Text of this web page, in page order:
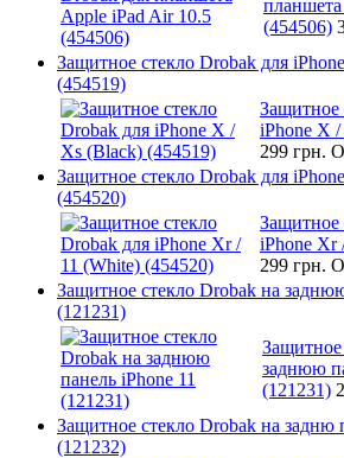
(454506)
Защитное стекло Drobak для
(454519)
Защитное
iPhone X
299 грн.
Защитное стекло Drobak для
(454520)
Защитное
iPhone Xr
299 грн.
Защитное стекло Drobak на
(121231)
Защитное
заднюю
(121231)
Защитное стекло Drobak на задню
(121232)